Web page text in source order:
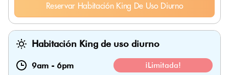
Reservar Habitación King De Uso Diurno
Habitación King de uso diurno
9am - 6pm ¡Limitada!